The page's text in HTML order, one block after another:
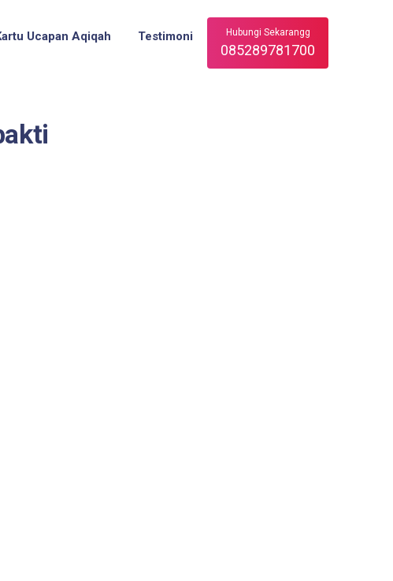
Ucapan Aqiqah Testimoni Hubungi Sekarangg
085289781700